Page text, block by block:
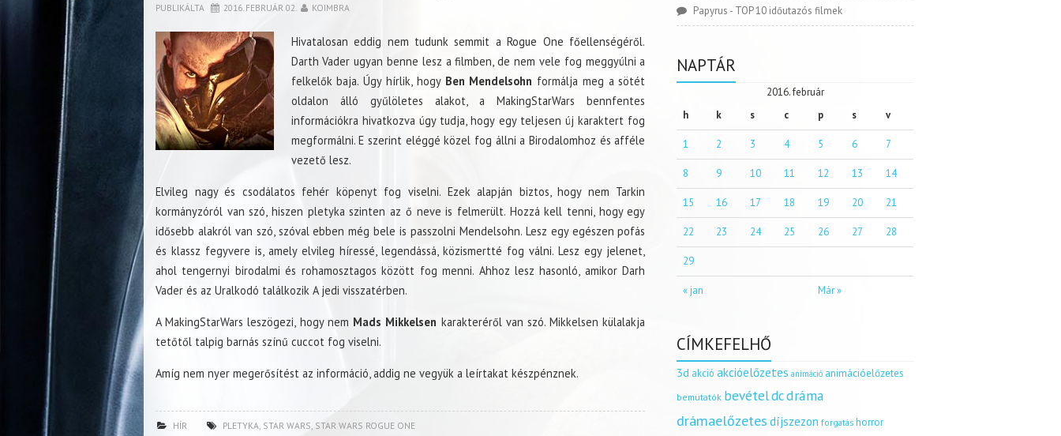
PUBLIKÁLTA 2016. FEBRUÁR 02. KOIMBRA
Hivatalosan eddig nem tudunk semmit a Rogue One főellenségéről.
Darth Vader ugyan benne lesz a filmben, de nem vele fog meggyúlni a
felkelők baja. Úgy hírlik, hogy Ben Mendelsohn formálja meg a sötét
oldalon álló gyűlöletes alakot, a MakingStarWars bennfentes
információkra hivatkozva úgy tudja, hogy egy teljesen új karaktert fog
megformálni. E szerint eléggé közel fog állni a Birodalomhoz és afféle
vezető lesz.
Elvileg nagy és csodálatos fehér köpenyt fog viselni. Ezek alapján biztos, hogy nem Tarkin
kormányzóról van szó, hiszen pletyka szinten az ő neve is felmerült. Hozzá kell tenni, hogy egy
idősebb alakról van szó, szóval ebben még bele is passzolni Mendelsohn. Lesz egy egészen pofás
és klassz fegyvere is, amely elvileg híressé, legendássá, közismertté fog válni. Lesz egy jelenet,
ahol tengernyi birodalmi és rohamosztagos között fog menni. Ahhoz lesz hasonló, amikor Darh
Vader és az Uralkodó találkozik A jedi visszatérben.
A MakingStarWars leszögezi, hogy nem Mads Mikkelsen karakteréről van szó. Mikkelsen külalakja
tetőtől talpig barnás színű cuccot fog viselni.
Amíg nem nyer megerősítést az információ, addig ne vegyük a leírtakat készpénznek.
HÍR PLETYKA, STAR WARS, STAR WARS ROGUE ONE
Papyrus - TOP 10 időutazós filmek
NAPTÁR
2016. február
h
k s c p s v
« jan Már »
1 2 3 4 5 6 7
8 9 10 11 12 13 14
15 16 17 18 19 20 21
22 23 24 25 26 27 28
29
CÍMKEFELHŐ
3d akció akcióelőzetes animáció animációelőzetes
bemutatók bevételdcdráma
drámaelőzetes díjszezon forgatás horror